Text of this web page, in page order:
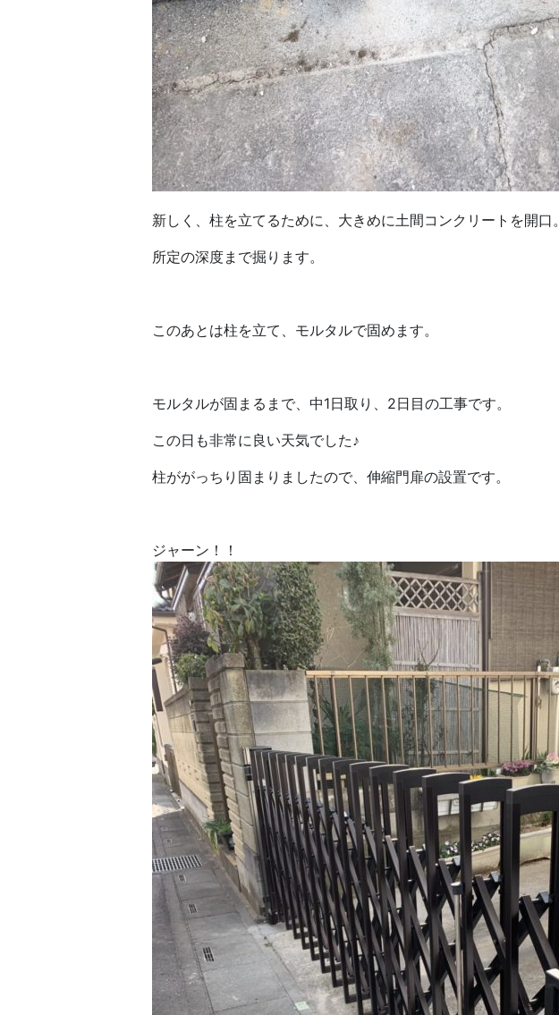
新しく、柱を立てるために、大きめに土間コンクリートを開口。
所定の深度まで掘ります。
このあとは柱を立て、モルタルで固めます。
モルタルが固まるまで、中1日取り、2日目の工事です。
この日も非常に良い天気でした♪
柱ががっちり固まりましたので、伸縮門扉の設置です。
ジャーン！！